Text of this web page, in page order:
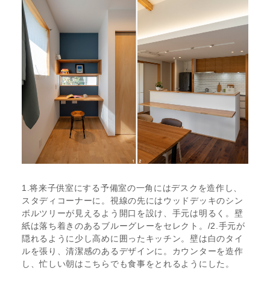
1.将来子供室にする予備室の一角にはデスクを造作し、
スタディコーナーに。視線の先にはウッドデッキのシン
ボルツリーが見えるよう開口を設け、手元は明るく。壁
紙は落ち着きのあるブルーグレーをセレクト。/2.手元が
隠れるように少し高めに囲ったキッチン。壁は白のタイ
ルを張り、清潔感のあるデザインに。カウンターを造作
し、忙しい朝はこちらでも食事をとれるようにした。